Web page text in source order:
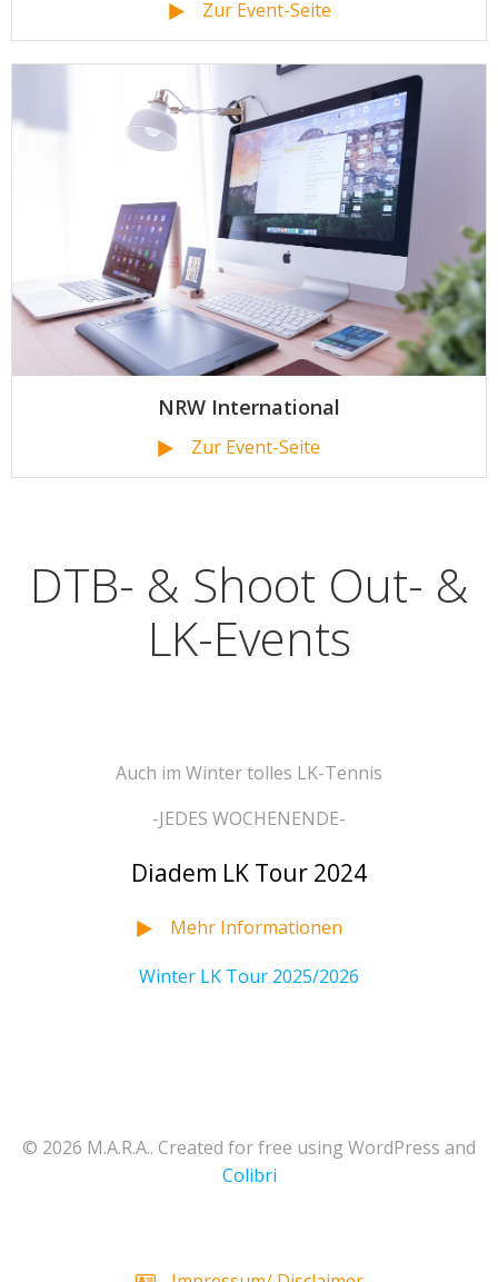
Zur Event-Seite
NRW International
Zur Event-Seite
DTB- & Shoot Out- &
LK-Events
Auch im Winter tolles LK-Tennis
-JEDES WOCHENENDE-
Diadem LK Tour 2024
Mehr Informationen
Winter LK Tour 2025/2026
© 2026 M.A.R.A.. Created for free using WordPress and
Colibri